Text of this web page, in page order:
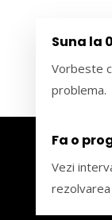
Suna la
Vorbeste
problema.
Fa o
Vezi